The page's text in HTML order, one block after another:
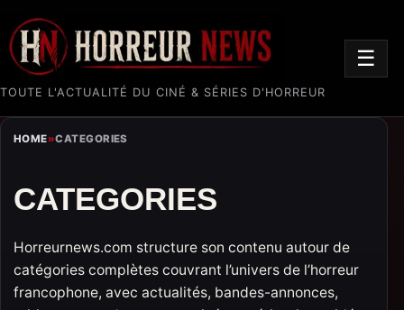
TOUTE L'ACTUALITÉ DU CINÉ & SÉRIES D'HORREUR
☰
HOME»CATEGORIES
CATEGORIES
Horreurnews.com structure son contenu autour de
catégories complètes couvrant l’univers de l’horreur
francophone, avec actualités, bandes-annonces,